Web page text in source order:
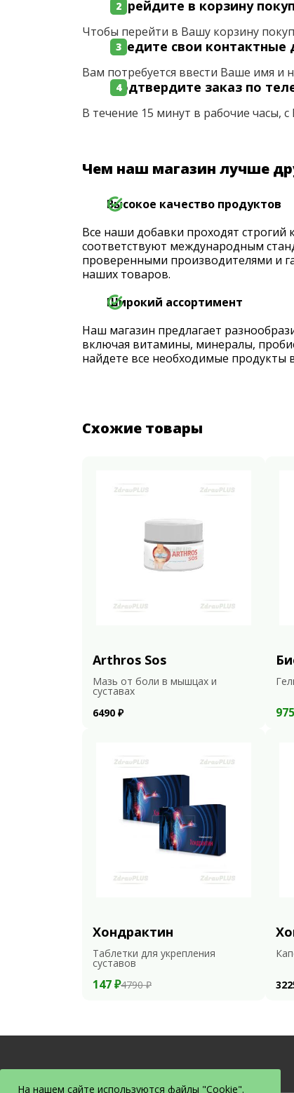
Перейдите в корзину
Чтобы перейти в Вашу корзину
Введите свои контактные
Вам потребуется ввести Ваше имя
Подтвердите заказ по
В течение 15 минут в рабочие часы,
Чем наш магазин лучше
Высокое качество продуктов
Все наши добавки проходят строгий
соответствуют международным
проверенными производителями и
наших товаров.
Широкий ассортимент
Наш магазин предлагает
включая витамины, минералы,
найдете все необходимые продукты
Схожие товары
Arthros Sos
Мазь от боли в мышцах и
суставах
6490 ₽
Хондрактин
Таблетки для укрепления
суставов
147 ₽4790 ₽
На нашем сайте используются файлы "Cookie".